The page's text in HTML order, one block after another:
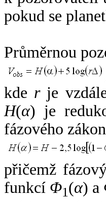
pokud se
Průměrnou
kde rje
H(α) je
fázového
přičemž
funkcí Φ1(α) a